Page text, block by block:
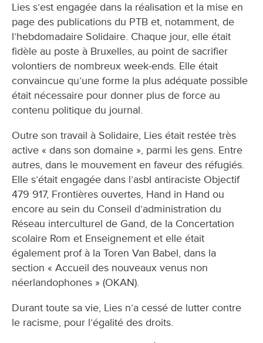
Lies s’est engagée dans la réalisation et la mise en
page des publications du PTB et, notamment, de
l’hebdomadaire Solidaire. Chaque jour, elle était
fidèle au poste à Bruxelles, au point de sacrifier
volontiers de nombreux week-ends. Elle était
convaincue qu’une forme la plus adéquate possible
était nécessaire pour donner plus de force au
contenu politique du journal.
Outre son travail à Solidaire, Lies était restée très
active « dans son domaine », parmi les gens. Entre
autres, dans le mouvement en faveur des réfugiés.
Elle s’était engagée dans l’asbl antiraciste Objectif
479 917, Frontières ouvertes, Hand in Hand ou
encore au sein du Conseil d’administration du
Réseau interculturel de Gand, de la Concertation
scolaire Rom et Enseignement et elle était
également prof à la Toren Van Babel, dans la
section « Accueil des nouveaux venus non
néerlandophones » (OKAN).
Durant toute sa vie, Lies n’a cessé de lutter contre
le racisme, pour l’égalité des droits.